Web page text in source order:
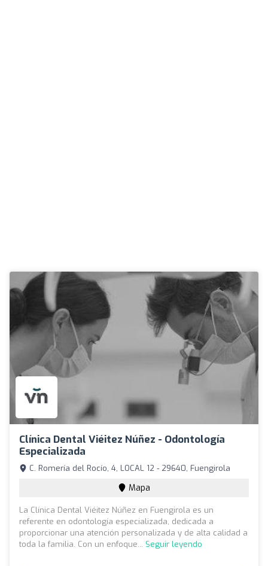
Clínica Dental Viéitez Núñez - Odontología
Especializada
C. Romería del Rocío, 4, LOCAL 12 - 29640, Fuengirola
Mapa
La Clínica Dental Viéitez Núñez en Fuengirola es un
referente en odontología especializada, dedicada a
proporcionar una atención personalizada y de alta calidad a
toda la familia. Con un enfoque... Seguir leyendo